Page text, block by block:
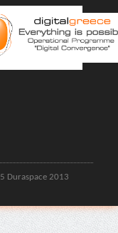
Duraspace 2013